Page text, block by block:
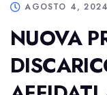
AGOSTO 4, 2024
NUOVA